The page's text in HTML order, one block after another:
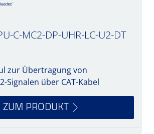
C-MC2-DP-UHR-LC-U2-DT
zur Übertragung von
Signalen über CAT-Kabel
ZUM PRODUKT